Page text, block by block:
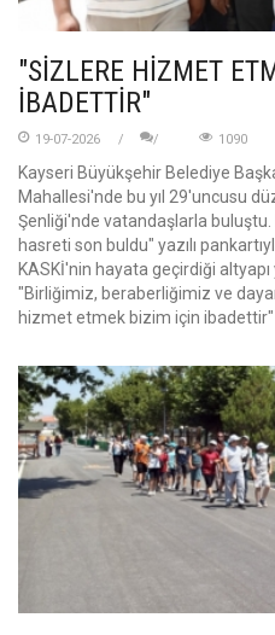
"SİZLERE HİZMET
İBADETTİR"
19-07-2026 1090
Kayseri Büyükşehir Belediye
Mahallesi'nde bu yıl 29'uncusu
Şenliği'nde vatandaşlarla buluştu.
hasreti son buldu" yazılı
KASKİ'nin hayata geçirdiği altyapı
"Birliğimiz, beraberliğimiz ve
hizmet etmek bizim için ibadettir"